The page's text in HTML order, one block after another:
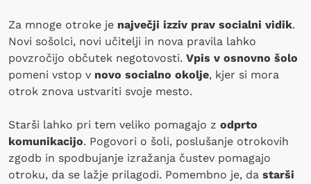
Za mnoge otroke je največji izziv prav socialni vidik.
Novi sošolci, novi učitelji in nova pravila lahko
povzročijo občutek negotovosti. Vpis v osnovno šolo
pomeni vstop v novo socialno okolje, kjer si mora
otrok znova ustvariti svoje mesto.
Starši lahko pri tem veliko pomagajo z odprto
komunikacijo. Pogovori o šoli, poslušanje otrokovih
zgodb in spodbujanje izražanja čustev pomagajo
otroku, da se lažje prilagodi. Pomembno je, da starši